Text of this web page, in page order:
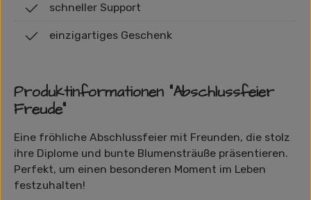
schneller Support
einzigartiges Geschenk
Produktinformationen "Abschlussfeier
Freude"
Eine fröhliche Abschlussfeier mit Freunden, die stolz
ihre Diplome und bunte Blumensträuße präsentieren.
Perfekt, um einen besonderen Moment im Leben
festzuhalten!